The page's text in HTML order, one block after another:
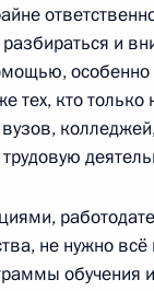
области
и
тех, кто
не нужно
обучения